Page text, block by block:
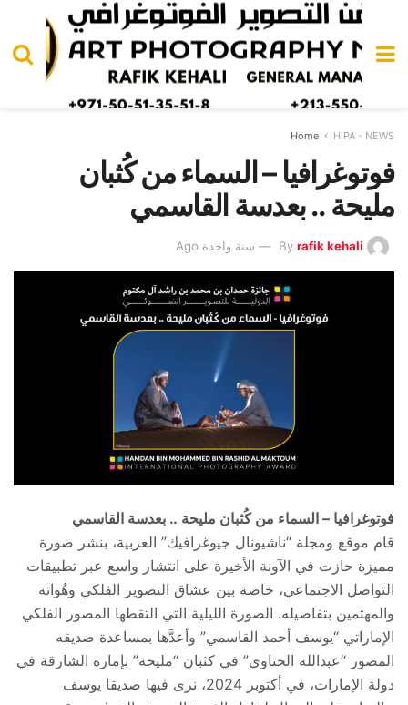
Home HIPA - NEWS
فوتوغرافيا – السماء من كُثبان
مليحة .. بعدسة القاسمي
By rafik kehali سنة واحدة Ago
فوتوغرافيا – السماء من كُثبان مليحة .. بعدسة القاسمي
قام موقع ومجلة “ناشيونال جيوغرافيك” العربية، بنشر صورة
مميزة حازت في الآونة الأخيرة على انتشار واسع عبر تطبيقات
التواصل الاجتماعي، خاصة بين عشاق التصوير الفلكي وهُواته
والمهتمين بتفاصيله. الصورة الليلية التي التقطها المصور الفلكي
الإماراتي “يوسف أحمد القاسمي” وأعدَّها بمساعدة صديقه
المصور “عبدالله الحتاوي” في كثبان “مليحة” بإمارة الشارقة في
دولة الإمارات، في أكتوبر 2024، نرى فيها صديقا يوسف